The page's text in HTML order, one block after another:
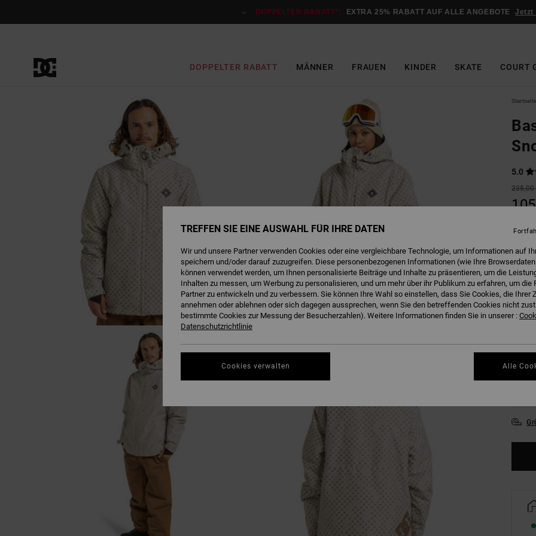
DOPPELTER RABATT*: EXTRA 25% RABATT AUF ALLE ANGEBOTE Jetzt
DOPPELTER RABATT MÄNNER FRAUEN KINDER SKATE COURT
Startseite
5.0
235,00
Farbe
TREFFEN SIE EINE AUSWAHL FÜR IHRE DATEN
Wir und unsere Partner verwenden Cookies oder eine vergleichbare Technologie, um Informationen auf
speichern und/oder darauf zuzugreifen. Diese personenbezogenen Informationen (wie Ihre
können verwendet werden, um Ihnen personalisierte Beiträge und Inhalte zu präsentieren, um die
Inhalten zu messen, um Werbung zu personalisieren, und um mehr über ihr Publikum zu erfahren, um die
Partner zu entwickeln und zu verbessern. Sie können Ihre Wahl so einstellen, dass Sie Cookies, die Ihrer
annehmen oder ablehnen oder sich dagegen aussprechen, wenn Sie den betreffenden Cookies nicht
bestimmte Cookies zur Messung der Besucherzahlen). Weitere Informationen finden Sie in unserer :
Datenschutzrichtlinie
Cookies verwalten Alle